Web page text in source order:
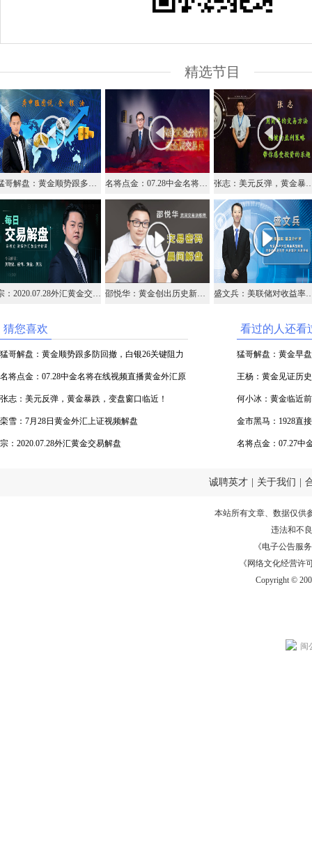
精选节目
猛哥解盘：黄金顺势跟多防回撤，白银26关键阻力已到位 名将点金：07.28中金名将在线视频直播黄金外汇原油 张志：美元反弹，黄金暴
宗：2020.07.28外汇黄金交易解盘 邵悦华：黄金创出历史新高，后市该如何把握机会 盛文兵：美联储对收益率曲线
猜您喜欢
猛哥解盘：黄金顺势跟多防回撤，白银26关键阻力
已到位
名将点金：07.28中金名将在线视频直播黄金外汇原
油
张志：美元反弹，黄金暴跌，变盘窗口临近！
栾雪：7月28日黄金外汇上证视频解盘
宗：2020.07.28外汇黄金交易解盘
看过的人还看
猛哥解盘：黄金早
白银补涨看25
王杨：黄金见证历
果断多！
何小冰：黄金临近
仓
金市黑马：1928直
名将点金：07.27中
诚聘英才 关于我们
本站所有文章、数据仅供
违法和不
《电子公告服务
《网络文化经营许
Copyright ©
闽